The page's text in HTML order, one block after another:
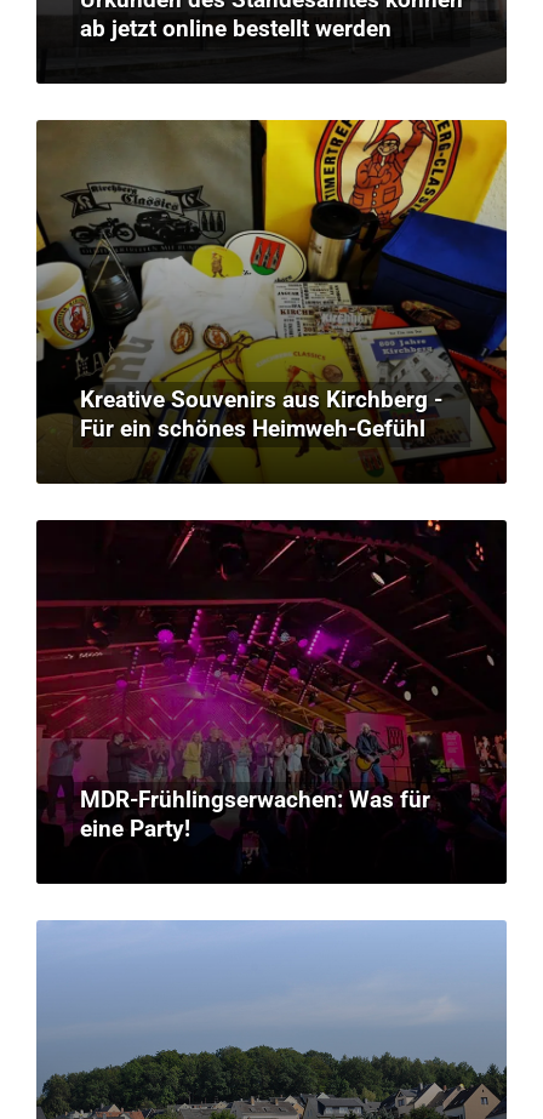
ab jetzt online bestellt werden
Kreative Souvenirs aus Kirchberg -
Für ein schönes Heimweh-Gefühl
MDR-Frühlingserwachen: Was für
eine Party!